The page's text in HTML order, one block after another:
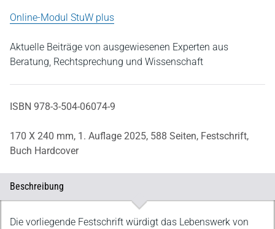
Online-Modul StuW plus
Aktuelle Beiträge von ausgewiesenen Experten aus
Beratung, Rechtsprechung und Wissenschaft
ISBN 978-3-504-06074-9
170 X 240 mm, 1. Auflage 2025, 588 Seiten, Festschrift,
Buch Hardcover
Beschreibung
Beschreibung
Die vorliegende Festschrift würdigt das Lebenswerk von